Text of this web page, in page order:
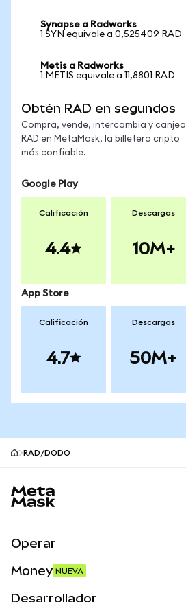
Synapse a Radworks
1 SYN equivale a 0,525409 RAD
Metis a Radworks
1 METIS equivale a 11,8801 RAD
Obtén RAD en segundos
Compra, vende, intercambia y canjea
RAD en MetaMask, la billetera cripto
más confiable.
Google Play
Calificación
4.4
Descargas
10M+
App Store
Calificación
4.7
Descargas
50M+
RAD/DODO
Operar
Money NUEVA
Desarrollador